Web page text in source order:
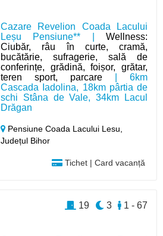
Cazare Revelion Coada Lacului
Leșu Pensiune** | Wellness:
Ciubăr, râu în curte, cramă,
bucătărie, sufragerie, sală de
conferințe, grădină, foișor, grătar,
teren sport, parcare | 6km
Cascada Iadolina, 18km pârtia de
schi Stâna de Vale, 34km Lacul
Drăgan
Pensiune Coada Lacului Lesu,
Județul Bihor
Tichet | Card vacanță
1 - 67
3
19